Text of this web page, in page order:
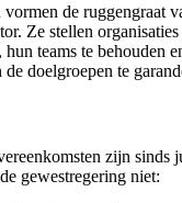
vormen de ruggengraat
Ze stellen
teams te behouden
doelgroepen te
zijn sinds
gewestregering niet: